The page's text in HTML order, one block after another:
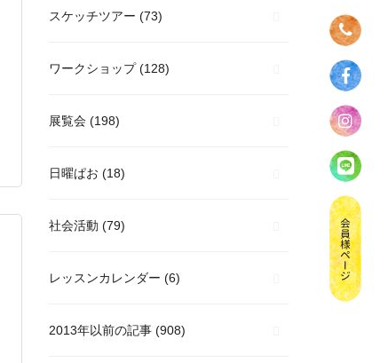
スケッチツアー (73)
ワークショップ(128)
展覧会 (198)
日曜ぱお (18)
社会活動 (79)
レッスンカレンダー (6)
2013年以前の記事 (908)